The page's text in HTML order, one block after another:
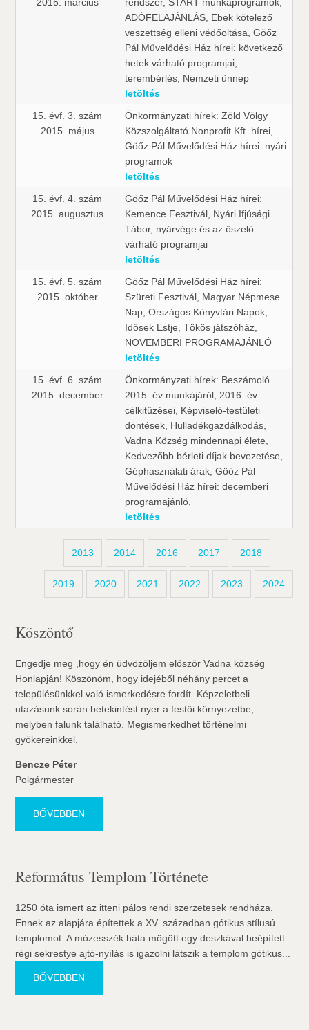
ADÓFELAJÁNLÁS, Ebek kötelező
veszettség elleni védőoltása, Göőz
Pál Művelődési Ház hírei: következő
hetek várható programjai,
terembérlés, Nemzeti ünnep
letöltés
15. évf. 3. szám
2015. május
Önkormányzati hírek: Zöld Völgy
Közszolgáltató Nonprofit Kft. hírei,
Göőz Pál Művelődési Ház hírei: nyári
programok
letöltés
15. évf. 4. szám
2015. augusztus
Göőz Pál Művelődési Ház hírei:
Kemence Fesztivál, Nyári Ifjúsági
Tábor, nyárvége és az őszelő
várható programjai
letöltés
15. évf. 5. szám
2015. október
Göőz Pál Művelődési Ház hírei:
Szüreti Fesztivál, Magyar Népmese
Nap, Országos Könyvtári Napok,
Idősek Estje, Tökös játszóház,
NOVEMBERI PROGRAMAJÁNLÓ
letöltés
15. évf. 6. szám
2015. december
Önkormányzati hírek: Beszámoló
2015. év munkájáról, 2016. év
célkitűzései, Képviselő-testületi
döntések, Hulladékgazdálkodás,
Vadna Község mindennapi élete,
Kedvezőbb bérleti díjak bevezetése,
Géphasználati árak, Göőz Pál
Művelődési Ház hírei: decemberi
programajánló,
letöltés
2013 2014 2016 2017 2018
2019 2020 2021 2022 2023 2024
Köszöntő
Engedje meg ,hogy én üdvözöljem először Vadna község
Honlapján! Köszönöm, hogy idejéből néhány percet a
településünkkel való ismerkedésre fordít. Képzeletbeli
utazásunk során betekintést nyer a festői környezetbe,
melyben falunk található. Megismerkedhet történelmi
gyökereinkkel.
Bencze Péter
Polgármester
BŐVEBBEN
Református Templom Története
1250 óta ismert az itteni pálos rendi szerzetesek rendháza.
Ennek az alapjára építettek a XV. században gótikus stílusú
templomot. A mózesszék háta mögött egy deszkával beépített
régi sekrestye ajtó-nyílás is igazolni látszik a templom gótikus...
BŐVEBBEN